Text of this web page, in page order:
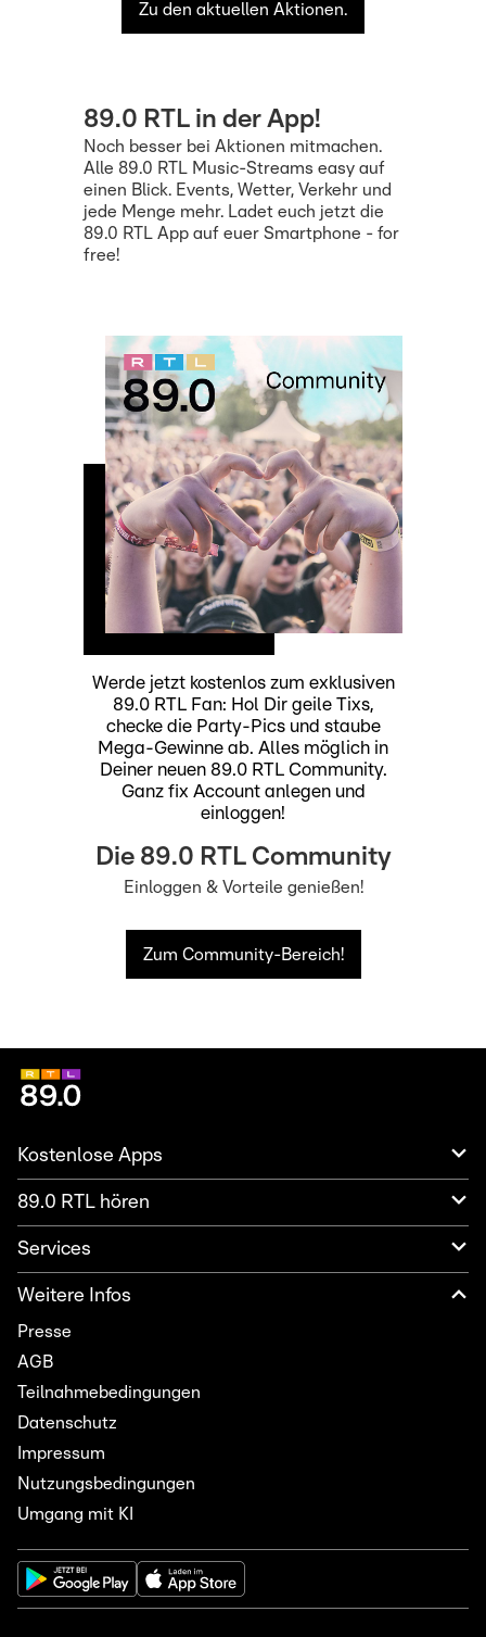
Zu den aktuellen Aktionen.
89.0 RTL in der App!
Noch besser bei Aktionen mitmachen.
Alle 89.0 RTL Music-Streams easy auf
einen Blick. Events, Wetter, Verkehr und
jede Menge mehr. Ladet euch jetzt die
89.0 RTL App auf euer Smartphone - for
free!
Werde jetzt kostenlos zum exklusiven
89.0 RTL Fan: Hol Dir geile Tixs,
checke die Party-Pics und staube
Mega-Gewinne ab. Alles möglich in
Deiner neuen 89.0 RTL Community.
Ganz fix Account anlegen und
einloggen!
Die 89.0 RTL Community
Einloggen & Vorteile genießen!
Zum Community-Bereich!
Kostenlose Apps
89.0 RTL hören
Services
Weitere Infos
Presse
AGB
Teilnahmebedingungen
Datenschutz
Impressum
Nutzungsbedingungen
Umgang mit KI